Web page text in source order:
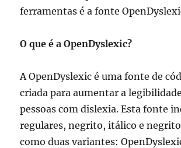
ferramentas é a fonte
O que é a OpenDyslexic?
A OpenDyslexic é uma fonte de
criada para aumentar a
pessoas com dislexia. Esta fonte
regulares, negrito, itálico e
como duas variantes: